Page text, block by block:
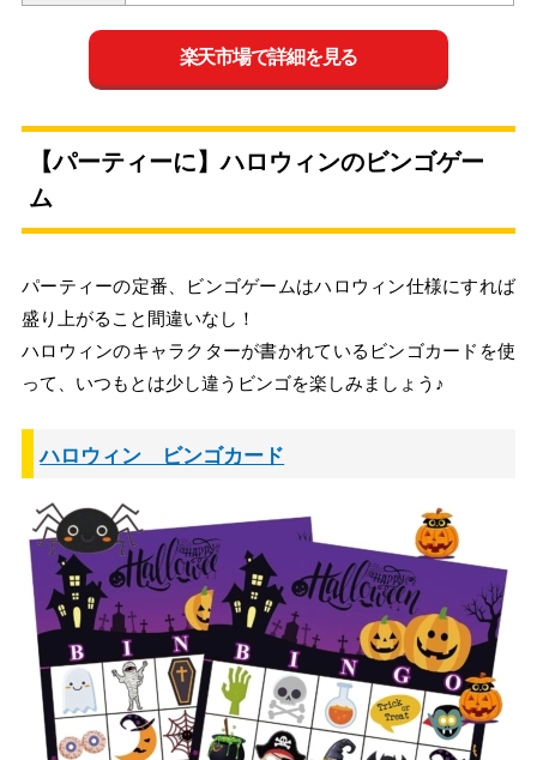
楽天市場で詳細を見る
【パーティーに】ハロウィンのビンゴゲー
ム
パーティーの定番、ビンゴゲームはハロウィン仕様にすれば
盛り上がること間違いなし！
ハロウィンのキャラクターが書かれているビンゴカードを使
って、いつもとは少し違うビンゴを楽しみましょう♪
ハロウィン ビンゴカード